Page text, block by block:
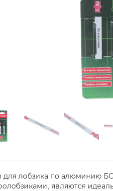
для лобзика по алюминию
являются